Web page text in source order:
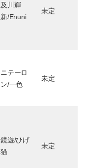
及川輝
新/Enuni
未定
ニテーロ
ン/一色
未定
鏡遊/ひげ
猫
未定